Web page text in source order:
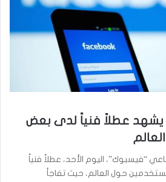
عطلاً فنياً لدى بعض
“فيسبوك”، اليوم الأحد، عطلاً فنياً
حول العالم، حيث تفاجأ